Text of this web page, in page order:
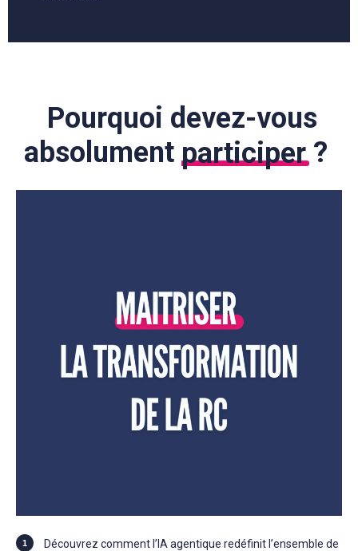
Pourquoi devez-vous
absolumentparticiper?
Découvrez comment l’IA agentique redéfinit l’ensemble de